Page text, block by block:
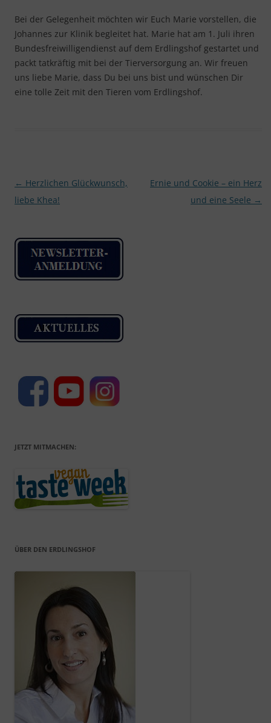
Bei der Gelegenheit möchten wir Euch Marie vorstellen, die
Johannes zur Klinik begleitet hat. Marie hat am 1. Juli ihren
Bundesfreiwilligendienst auf dem Erdlingshof gestartet und
packt tatkräftig mit bei der Tierversorgung an. Wir freuen
uns liebe Marie, dass Du bei uns bist und wünschen Dir
eine tolle Zeit mit den Tieren vom Erdlingshof.
Beitragsnavigation
← Herzlichen Glückwunsch,
liebe Khea!
Ernie und Cookie – ein Herz
und eine Seele →
JETZT MITMACHEN:
ÜBER DEN ERDLINGSHOF